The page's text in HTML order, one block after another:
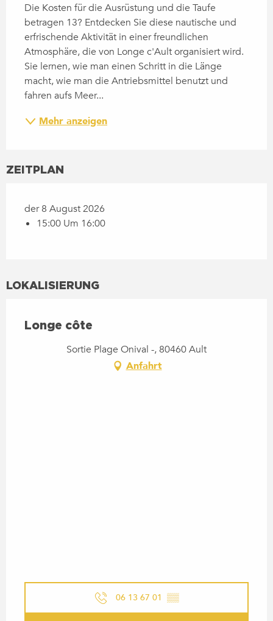
Die Kosten für die Ausrüstung und die Taufe
betragen 13? Entdecken Sie diese nautische und
erfrischende Aktivität in einer freundlichen
Atmosphäre, die von Longe c'Ault organisiert wird.
Sie lernen, wie man einen Schritt in die Länge
macht, wie man die Antriebsmittel benutzt und
fahren aufs Meer...
Mehr anzeigen
ZEITPLAN
der 8 August 2026
15:00 Um 16:00
LOKALISIERUNG
Longe côte
Sortie Plage Onival -, 80460 Ault
Anfahrt
06 13 67 01 ▒▒